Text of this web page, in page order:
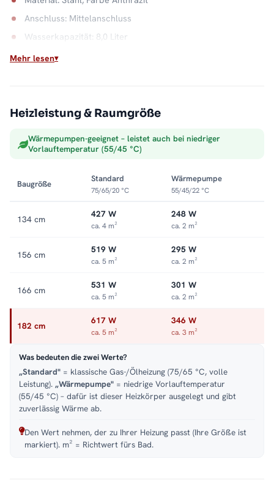
Anschluss: Mittelanschluss
Wasserkapazität: 8,0 Liter
Der Klassiker am Heizkreis
ganze Heizsaison. Alle Größen und Ausstattungen finden Sie in
Mehr lesen
Heizleistung & Raumgröße
Wärmepumpen-geeignet – leistet auch bei niedriger
Vorlauftemperatur (55/45 °C)
Baugröße
Standard
75/65/20 °C
Wärmepumpe
55/45/22 °C
134 cm 427 W
ca. 4 m²
248 W
ca. 2 m²
156 cm 519 W
ca. 5 m²
295 W
ca. 2 m²
166 cm 531 W
ca. 5 m²
301 W
ca. 2 m²
182 cm 617 W
ca. 5 m²
346 W
ca. 3 m²
Was bedeuten die zwei Werte?
„Standard" = klassische Gas-/Ölheizung (75/65 °C, volle
Leistung). „Wärmepumpe" = niedrige Vorlauftemperatur
(55/45 °C) – dafür ist dieser Heizkörper ausgelegt und gibt
zuverlässig Wärme ab.
Den Wert nehmen, der zu Ihrer Heizung passt (Ihre Größe ist
markiert). m² = Richtwert fürs Bad.